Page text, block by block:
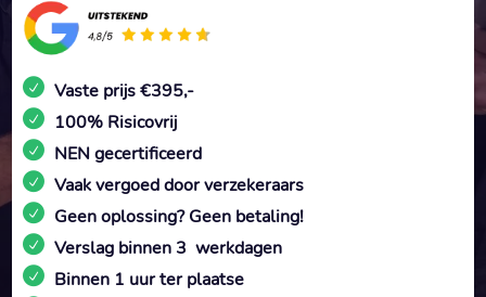
Vaste prijs €395,-
100% Risicovrij
NEN gecertificeerd
Vaak vergoed door verzekeraars
Geen oplossing? Geen betaling!
Verslag binnen 3 werkdagen
Binnen 1 uur ter plaatse